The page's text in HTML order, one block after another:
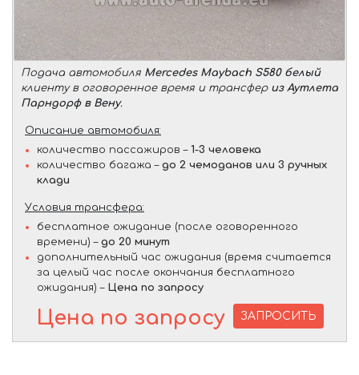
Подача автомобиля Mercedes Maybach S580 белый
клиенту в оговоренное время и трансфер из Аутлета
Парндорф в Вену.
Описание автомобиля:
количество пассажиров – 1-3 человека
количество багажа – до 2 чемоданов или 3 ручных
клади
Условия трансфера:
бесплатное ожидание (после оговоренного
времени) – до 20 минут
дополнительный час ожидания (время считается
за целый час после окончания бесплатного
ожидания) – Цена по запросу
Цена по запросу ЗАПРОСИТЬ